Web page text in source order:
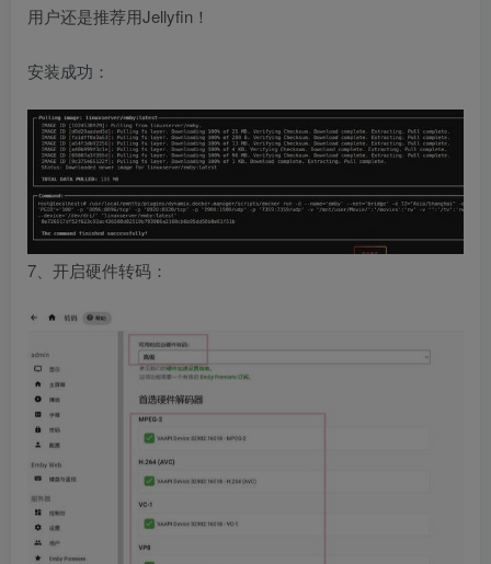
用户还是推荐用Jellyfin！
安装成功：
7、开启硬件转码：